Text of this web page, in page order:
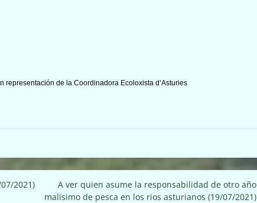
representación de la Coordinadora Ecoloxista d’Asturies
2021)
A ver quien asume la responsabilidad de otro año
malisimo de pesca en los rios asturianos (19/07/2021)